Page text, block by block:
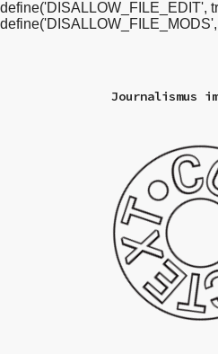
define('DISALLOW_FILE_EDIT',
Journalismus